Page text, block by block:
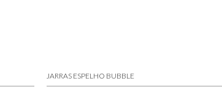
JARRAS ESPELHO BUBBLE